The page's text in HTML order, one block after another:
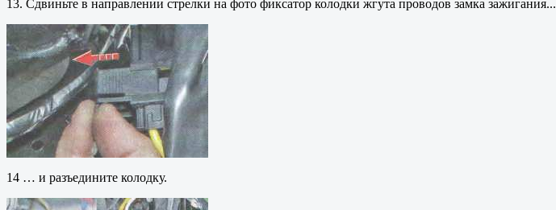
13. Сдвиньте в направлении стрелки на фото фиксатор колодки жгута проводов замка зажигания...
14 … и разъедините колодку.